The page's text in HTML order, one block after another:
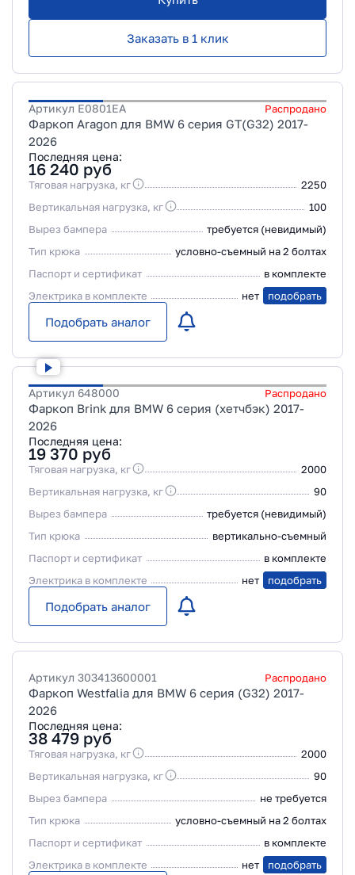
Заказать в 1 клик
Артикул E0801EA Распродано
Фаркоп Aragon для BMW 6 серия GT(G32) 2017-
2026
Последняя цена:
16 240 руб
Тяговая нагрузка, кг
2250
Вертикальная нагрузка, кг
100
Вырез бампера
требуется (невидимый)
Тип крюка
условно-съемный на 2 болтах
Паспорт и сертификат
в комплекте
Электрика в комплекте
нет подобрать
Подобрать аналог
Артикул 648000 Распродано
Фаркоп Brink для BMW 6 серия (хетчбэк) 2017-
2026
Последняя цена:
19 370 руб
Тяговая нагрузка, кг
2000
Вертикальная нагрузка, кг
90
Вырез бампера
требуется (невидимый)
Тип крюка
вертикально-съемный
Паспорт и сертификат
в комплекте
Электрика в комплекте
нет подобрать
Подобрать аналог
Артикул 303413600001 Распродано
Фаркоп Westfalia для BMW 6 серия (G32) 2017-
2026
Последняя цена:
38 479 руб
Тяговая нагрузка, кг
2000
Вертикальная нагрузка, кг
90
Вырез бампера
не требуется
Тип крюка
условно-съемный на 2 болтах
Паспорт и сертификат
в комплекте
Электрика в комплекте
нет подобрать